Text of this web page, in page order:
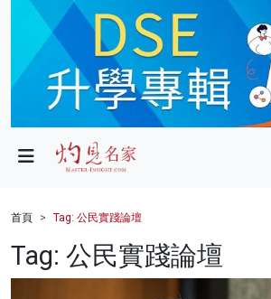
政局
財經
健康
首頁 Tag: 公民實踐論壇
Tag: 公民實踐論壇